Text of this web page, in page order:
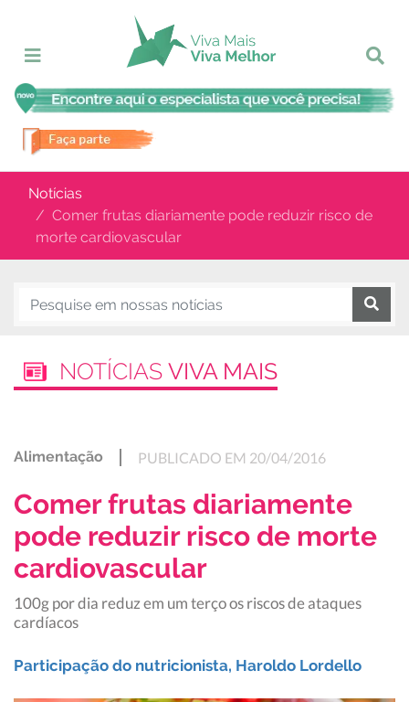
Notícias
Comer frutas diariamente pode reduzir risco de
morte cardiovascular
NOTÍCIAS VIVA MAIS
Alimentação PUBLICADO EM 20/04/2016
Comer frutas diariamente
pode reduzir risco de morte
cardiovascular
100g por dia reduz em um terço os riscos de ataques
cardíacos
Participação do nutricionista, Haroldo Lordello